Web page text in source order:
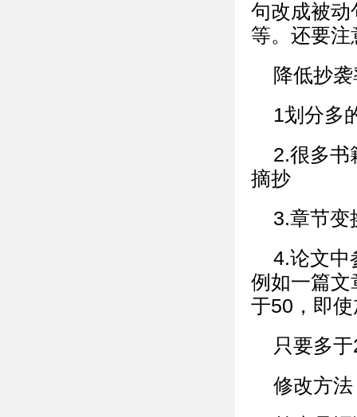
句改成被动
等。还要
降低抄
1划分多
2.很多书
摘抄
3.章节变
4.论文中
例如一篇文
于50，即
只要多
修改方